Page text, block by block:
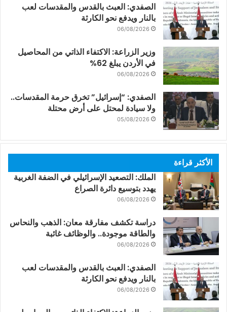
الصفدي: العبث بالقدس والمقدسات لعب
بالنار ويدفع نحو الكارثة
06/08/2026
وزير الزراعة: الاكتفاء الذاتي من المحاصيل
في الأردن يبلغ 62%
06/08/2026
الصفدي: “إسرائيل” تخرق حرمة المقدسات..
ولا سيادة لمحتل على أرض محتلة
05/08/2026
الأكثر قراءة
الملك: التصعيد الإسرائيلي في الضفة الغربية
يهدد بتوسيع دائرة الصراع
06/08/2026
دراسة تكشف مفارقة معان: الذهب والنحاس
والطاقة موجودة.. والوظائف غائبة
06/08/2026
الصفدي: العبث بالقدس والمقدسات لعب
بالنار ويدفع نحو الكارثة
06/08/2026